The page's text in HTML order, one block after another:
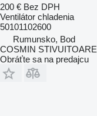
200 € Bez DPH
Ventilátor chladenia
50101102600
Rumunsko, Bod
COSMIN STIVUITOARE
Obráťte sa na predajcu